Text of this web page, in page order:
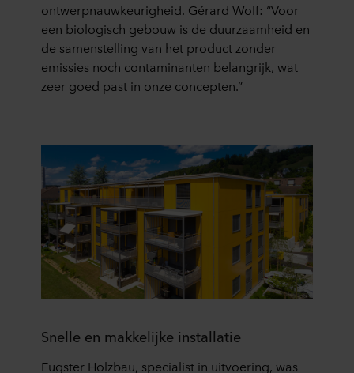
ontwerpnauwkeurigheid. Gérard Wolf: “Voor
een biologisch gebouw is de duurzaamheid en
de samenstelling van het product zonder
emissies noch contaminanten belangrijk, wat
zeer goed past in onze concepten.”
Snelle en makkelijke installatie
Eugster Holzbau, specialist in uitvoering, was